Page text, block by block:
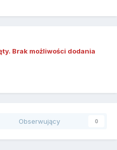
Brak możliwości dodania
Obserwujący 0